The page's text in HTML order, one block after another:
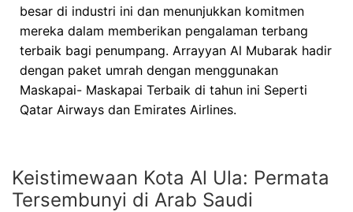
besar di industri ini dan menunjukkan komitmen
mereka dalam memberikan pengalaman terbang
terbaik bagi penumpang. Arrayyan Al Mubarak hadir
dengan paket umrah dengan menggunakan
Maskapai- Maskapai Terbaik di tahun ini Seperti
Qatar Airways dan Emirates Airlines.
Keistimewaan Kota Al Ula: Permata
Tersembunyi di Arab Saudi